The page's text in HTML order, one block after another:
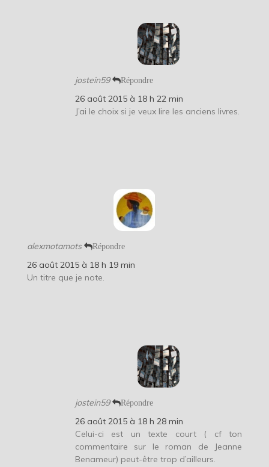
jostein59 Répondre
26 août 2015 à 18 h 22 min
J’ai le choix si je veux lire les anciens livres.
alexmotamots Répondre
26 août 2015 à 18 h 19 min
Un titre que je note.
jostein59 Répondre
26 août 2015 à 18 h 28 min
Celui-ci est un texte court ( cf ton
commentaire sur le roman de Jeanne
Benameur) peut-être trop d’ailleurs.